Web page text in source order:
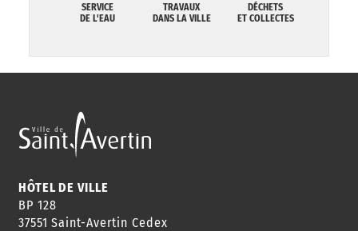
SERVICE
DE L'EAU
TRAVAUX
DANS LA VILLE
DÉCHETS
ET COLLECTES
HÔTEL DE VILLE
BP 128
37551 Saint-Avertin Cedex